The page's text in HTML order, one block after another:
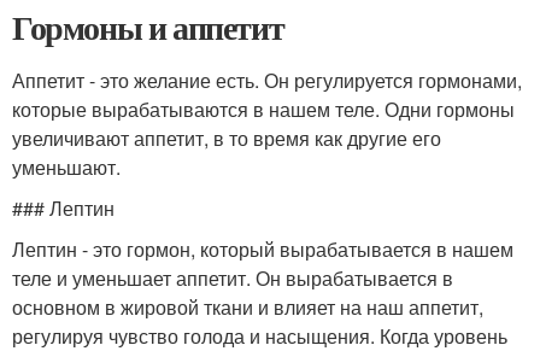
Гормоны и аппетит
Аппетит - это желание есть. Он регулируется гормонами,
которые вырабатываются в нашем теле. Одни гормоны
увеличивают аппетит, в то время как другие его
уменьшают.
### Лептин
Лептин - это гормон, который вырабатывается в нашем
теле и уменьшает аппетит. Он вырабатывается в
основном в жировой ткани и влияет на наш аппетит,
регулируя чувство голода и насыщения. Когда уровень